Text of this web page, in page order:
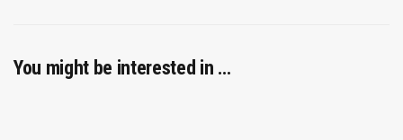
You might be interested in …